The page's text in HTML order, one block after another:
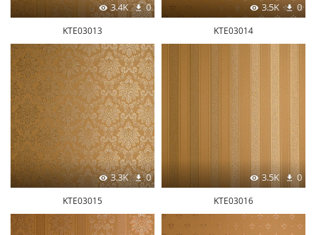
3.4K 0
KTE03013
3.5K 0
KTE03014
3.3K 0
KTE03015
3.5K 0
KTE03016